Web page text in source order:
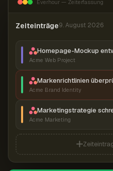
Everhour — Zeiterfassung
Zeiteinträge9. August 2026
Homepage-Mockup
Acme Web Project
Markenrichtlinien
Acme Brand Identity
Marketingstrategie
Acme Marketing